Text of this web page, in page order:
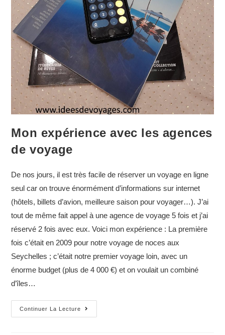
Mon expérience avec les agences
de voyage
De nos jours, il est très facile de réserver un voyage en ligne
seul car on trouve énormément d’informations sur internet
(hôtels, billets d’avion, meilleure saison pour voyager…). J’ai
tout de même fait appel à une agence de voyage 5 fois et j’ai
réservé 2 fois avec eux. Voici mon expérience : La première
fois c’était en 2009 pour notre voyage de noces aux
Seychelles ; c’était notre premier voyage loin, avec un
énorme budget (plus de 4 000 €) et on voulait un combiné
d’îles…
Continuer La Lecture
expérience